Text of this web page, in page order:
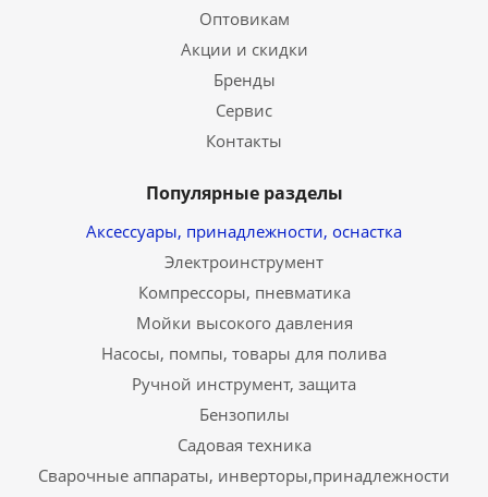
Оптовикам
Акции и скидки
Бренды
Сервис
Контакты
Популярные разделы
Аксессуары, принадлежности, оснастка
Электроинструмент
Компрессоры, пневматика
Мойки высокого давления
Насосы, помпы, товары для полива
Ручной инструмент, защита
Бензопилы
Садовая техника
Сварочные аппараты, инверторы,принадлежности